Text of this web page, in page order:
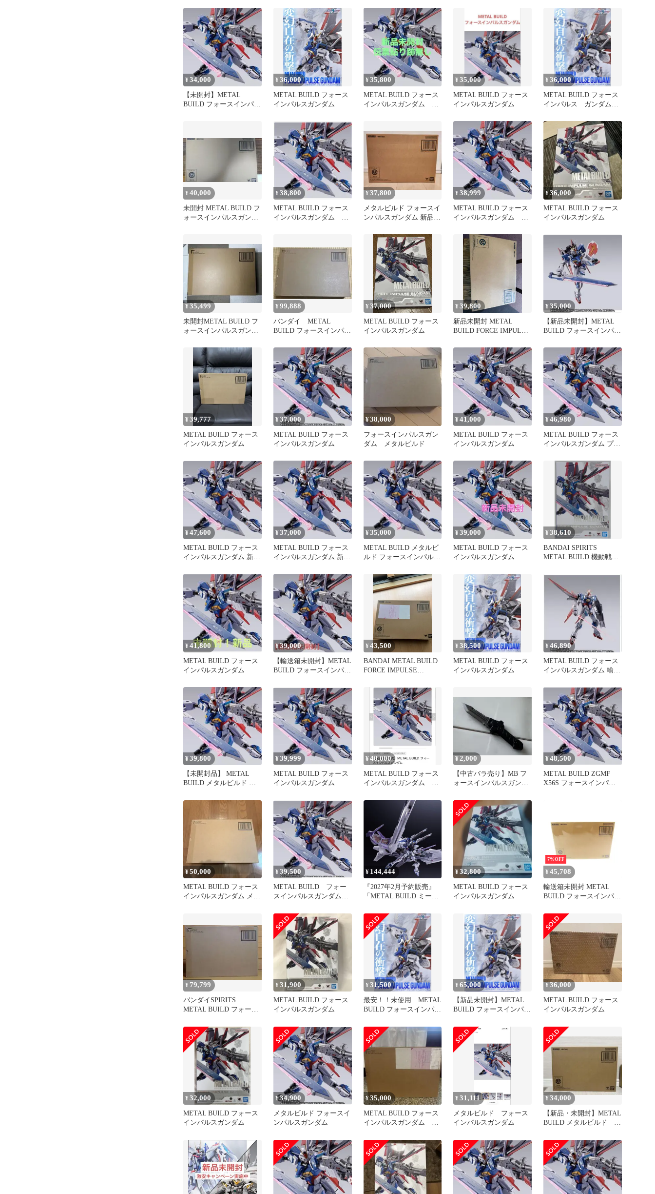
ム
¥34,000
【未開封】METAL
BUILD フォースインパル
¥36,000
METAL BUILD フォース
インパルスガンダム
¥35,800
METAL BUILD フォース
インパルスガンダム 新
¥35,000
METAL BUILD フォース
インパルスガンダム
¥36,000
METAL BUILD フォース
インパルス ガンダム
¥40,000
未開封 METAL BUILD フ
ォースインパルスガンダ
¥38,800
METAL BUILD フォース
インパルスガンダム 新
¥37,800
メタルビルド フォースイ
ンパルスガンダム 新品未
¥38,999
METAL BUILD フォース
インパルスガンダム 新
¥36,000
METAL BUILD フォース
インパルスガンダム
¥35,499
未開封METAL BUILD フ
ォースインパルスガンダ
¥99,888
バンダイ METAL
BUILD フォースインパル
品
¥37,000
METAL BUILD フォース
インパルスガンダム
¥39,800
新品未開封 METAL
BUILD FORCE IMPULSE
¥35,000
【新品未開封】METAL
BUILD フォースインパル
¥39,777
METAL BUILD フォース
インパルスガンダム
¥37,000
METAL BUILD フォース
インパルスガンダム
¥38,000
フォースインパルスガン
ダム メタルビルド
¥41,000
METAL BUILD フォース
インパルスガンダム
¥46,980
METAL BUILD フォース
インパルスガンダム プレ
¥47,600
METAL BUILD フォース
インパルスガンダム 新品
¥37,000
METAL BUILD フォース
インパルスガンダム 新品
¥35,000
METAL BUILD メタルビ
ルド フォースインパルス
¥39,000
METAL BUILD フォース
インパルスガンダム
¥38,610
BANDAI SPIRITS
METAL BUILD 機動戦士
フォースインパルスガン
ダム
¥41,800
METAL BUILD フォース
インパルスガンダム
¥39,000
【輸送箱未開封】METAL
BUILD フォースインパル
¥43,500
BANDAI METAL BUILD
FORCE IMPULSE
¥38,500
METAL BUILD フォース
インパルスガンダム
¥46,890
METAL BUILD フォース
インパルスガンダム 輸送
¥39,800
【未開封品】 METAL
BUILD メタルビルド フ
ム
¥39,999
METAL BUILD フォース
インパルスガンダム
¥40,000
METAL BUILD フォース
インパルスガンダム 新
¥2,000
【中古バラ売り】MB フ
ォースインパルスガンダ
イザー1個
¥48,500
METAL BUILD ZGMF
X56S フォースインパル
¥50,000
METAL BUILD フォース
インパルスガンダム メタ
¥39,500
METAL BUILD フォー
スインパルスガンダム
¥ 144,444
『2027年2月予約販売』
「METAL BUILD ミーテ
international orders! This is
a pre-order item!
¥32,800
METAL BUILD フォース
インパルスガンダム
7%OFF
¥ 45,708
輸送箱未開封 METAL
BUILD フォースインパル
¥ 79,799
バンダイSPIRITS
METAL BUILD フォース
¥31,900
METAL BUILD フォース
インパルスガンダム
¥31,500
最安！！未使用 METAL
BUILD フォースインパル
¥65,000
【新品未開封】METAL
BUILD フォースインパル
¥36,000
METAL BUILD フォース
インパルスガンダム
¥32,000
METAL BUILD フォース
インパルスガンダム
¥34,900
メタルビルド フォースイ
ンパルスガンダム
¥35,000
METAL BUILD フォース
インパルスガンダム 未
¥31,111
メタルビルド フォース
インパルスガンダム
¥34,000
【新品・未開封】METAL
BUILD メタルビルド フ